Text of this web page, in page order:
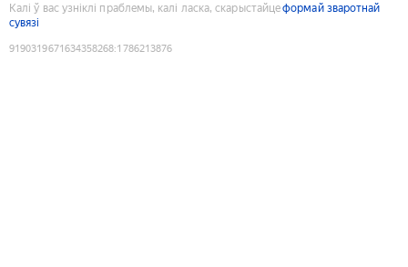
Калі ў вас узніклі праблемы, калі ласка, скарыстайцеформай зваротнай
сувязі
9190319671634358268:1786213876